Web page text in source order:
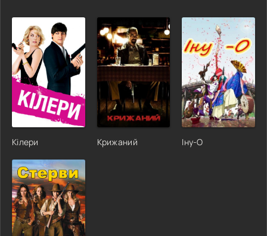
Кілери Крижаний Іну-О